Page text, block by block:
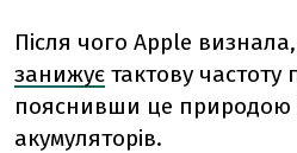
Після чого Apple
занижує тактову частоту
пояснивши це природою
акумуляторів.